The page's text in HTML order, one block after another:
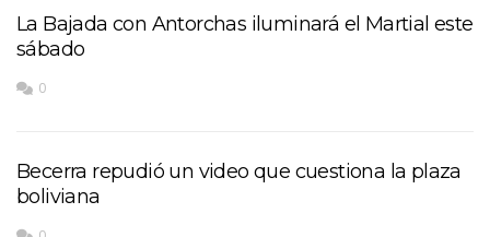
La Bajada con Antorchas iluminará el Martial este
sábado
0
Becerra repudió un video que cuestiona la plaza
boliviana